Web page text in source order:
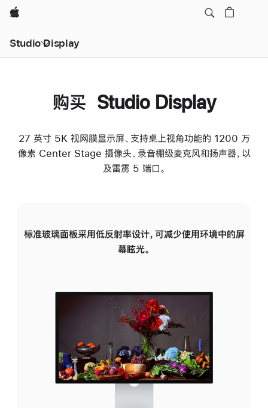
Apple
Studio Display
购买 Studio Display
27 英寸 5K 视网膜显示屏、支持桌上视角功能的 1200 万
像素 Center Stage 摄像头、录音棚级麦克风和扬声器，以
及雷雳 5 端口。
标准玻璃面板采用低反射率设计，可减少使用环境中的屏
幕眩光。